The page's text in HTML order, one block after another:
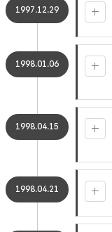
1997.12.29
1998.01.06
1998.04.15
1998.04.21